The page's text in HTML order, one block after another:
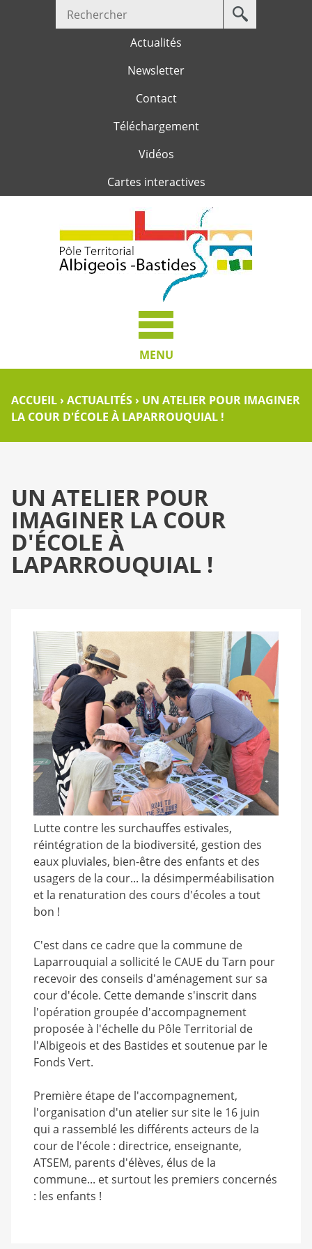
Jump to navigation
Votre
recherche
Actualités
Newsletter
Contact
Téléchargement
Vidéos
Cartes interactives
MENU
ACCUEIL ›ACTUALITÉS › UN ATELIER POUR IMAGINER
LA COUR D'ÉCOLE À LAPARROUQUIAL !
UN ATELIER POUR
IMAGINER LA COUR
D'ÉCOLE À
LAPARROUQUIAL !
Lutte contre les surchauffes estivales,
réintégration de la biodiversité, gestion des
eaux pluviales, bien-être des enfants et des
usagers de la cour... la désimperméabilisation
et la renaturation des cours d'écoles a tout
bon !
C'est dans ce cadre que la commune de
Laparrouquial a sollicité le CAUE du Tarn pour
recevoir des conseils d'aménagement sur sa
cour d'école. Cette demande s'inscrit dans
l'opération groupée d'accompagnement
proposée à l'échelle du Pôle Territorial de
l'Albigeois et des Bastides et soutenue par le
Fonds Vert.
Première étape de l'accompagnement,
l'organisation d'un atelier sur site le 16 juin
qui a rassemblé les différents acteurs de la
cour de l'école : directrice, enseignante,
ATSEM, parents d'élèves, élus de la
commune... et surtout les premiers concernés
: les enfants !